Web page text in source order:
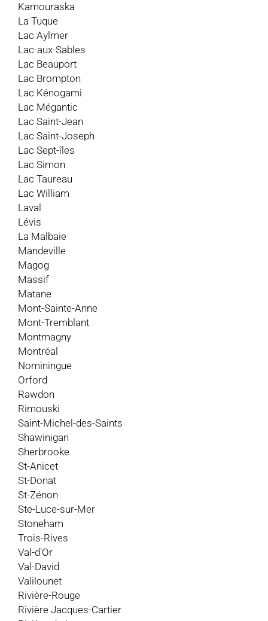
Kamouraska
La Tuque
Lac Aylmer
Lac-aux-Sables
Lac Beauport
Lac Brompton
Lac Kénogami
Lac Mégantic
Lac Saint-Jean
Lac Saint-Joseph
Lac Sept-îles
Lac Simon
Lac Taureau
Lac William
Laval
Lévis
La Malbaie
Mandeville
Magog
Massif
Matane
Mont-Sainte-Anne
Mont-Tremblant
Montmagny
Montréal
Nominingue
Orford
Rawdon
Rimouski
Saint-Michel-des-Saints
Shawinigan
Sherbrooke
St-Anicet
St-Donat
St-Zénon
Ste-Luce-sur-Mer
Stoneham
Trois-Rives
Val-d'Or
Val-David
Valilounet
Rivière-Rouge
Rivière Jacques-Cartier